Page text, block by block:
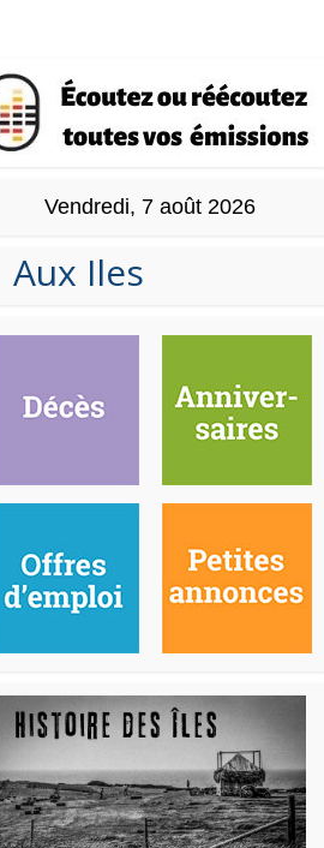
Vendredi, 7 août 2026
Aux Iles